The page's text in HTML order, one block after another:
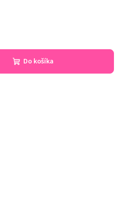
Do košíka